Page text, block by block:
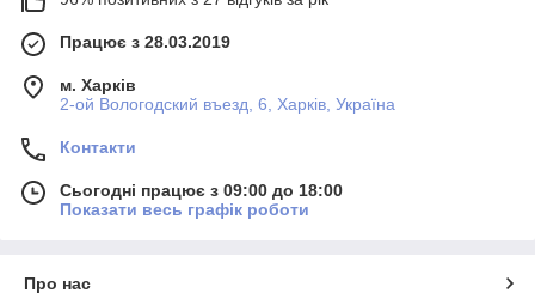
Працює з 28.03.2019
м. Харків
2-ой Вологодский въезд, 6, Харків, Україна
Контакти
Сьогодні працює з 09:00 до 18:00
Показати весь графік роботи
Про нас